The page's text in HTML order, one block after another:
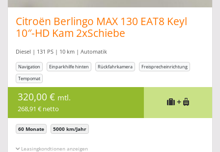
Citroën Berlingo MAX 130 EAT8 Keyl
10″-HD Kam 2xSchiebe
Diesel | 131 PS | 10 km | Automatik
Navigation Einparkhilfe hinten Rückfahrkamera
Freisprecheinrichtung
Tempomat
320,00 € mtl.
268,91 € netto
+
60 Monate 5000 km/Jahr
Leasingkonditionen ein-/ausblenden